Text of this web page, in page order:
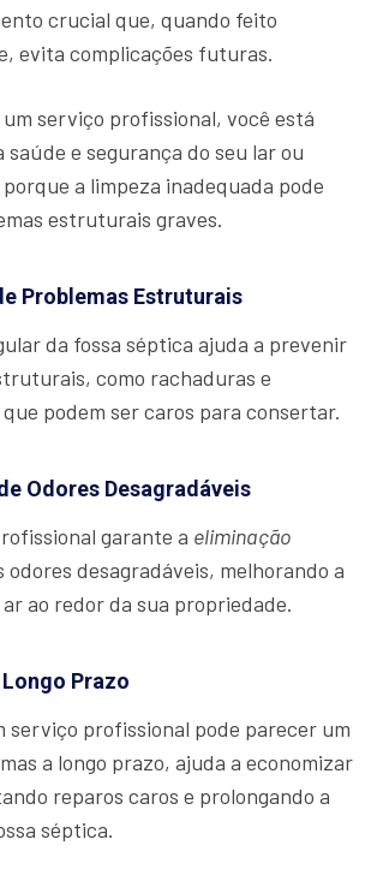
crucial que, quando feito
evita complicações futuras.
serviço profissional, você está
saúde e segurança do seu lar ou
a limpeza inadequada pode
estruturais graves.
Problemas Estruturais
da fossa séptica ajuda a prevenir
como rachaduras e
podem ser caros para consertar.
Odores Desagradáveis
garante a eliminação
odores desagradáveis, melhorando a
ao redor da sua propriedade.
Prazo
serviço profissional pode parecer um
a longo prazo, ajuda a economizar
reparos caros e prolongando a
séptica.